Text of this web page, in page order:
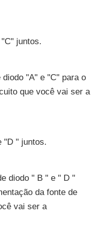
juntos.
"A" e "C" para o
que você vai ser a
"D " juntos.
diodo " B " e " D "
da fonte de
vai ser a